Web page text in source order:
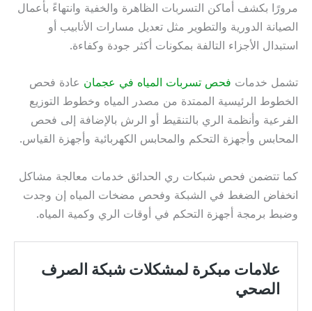
مرورًا بكشف أماكن التسربات الظاهرة والخفية وانتهاءً بأعمال
الصيانة الدورية والتطوير مثل تعديل مسارات الأنابيب أو
استبدال الأجزاء التالفة بمكونات أكثر جودة وكفاءة.
تشمل خدمات فحص تسربات المياه في عجمان عادة فحص
الخطوط الرئيسية الممتدة من مصدر المياه وخطوط التوزيع
الفرعية وأنظمة الري بالتنقيط أو الرش بالإضافة إلى فحص
المحابس وأجهزة التحكم والمحابس الكهربائية وأجهزة القياس.
كما تتضمن فحص شبكات ري الحدائق خدمات معالجة مشاكل
انخفاض الضغط في الشبكة وفحص مضخات المياه إن وجدت
وضبط برمجة أجهزة التحكم في أوقات الري وكمية المياه.